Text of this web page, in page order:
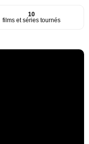
10
films et séries tournés